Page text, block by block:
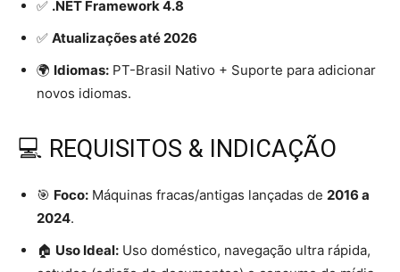
✅ .NET Framework 4.8
✅ Atualizações até 2026
🌍 Idiomas: PT-Brasil Nativo + Suporte para adicionar
novos idiomas.
💻 REQUISITOS & INDICAÇÃO
🎯 Foco: Máquinas fracas/antigas lançadas de 2016 a
2024.
🏠 Uso Ideal: Uso doméstico, navegação ultra rápida,